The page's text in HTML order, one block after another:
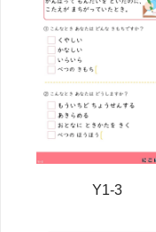
Y1-3